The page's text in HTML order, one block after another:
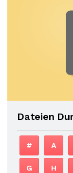
Dateien
# A
G H